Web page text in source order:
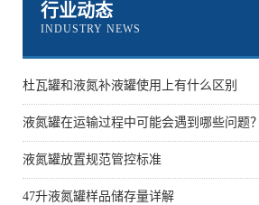
行业动态
INDUSTRY NEWS
杜瓦罐和液氮补液罐使用上有什么区别
液氮罐在运输过程中可能会遇到哪些问题
液氮罐放置规范管控标准
47升液氮罐样品储存量详解